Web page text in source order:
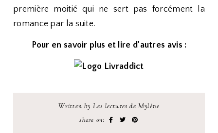
première moitié qui ne sert pas forcément la
romance par la suite.
Pour en savoir plus et lire d'autres avis :
Written by Les lectures de Mylène
share on: